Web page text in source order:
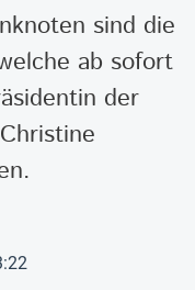
sind die
ab sofort
der